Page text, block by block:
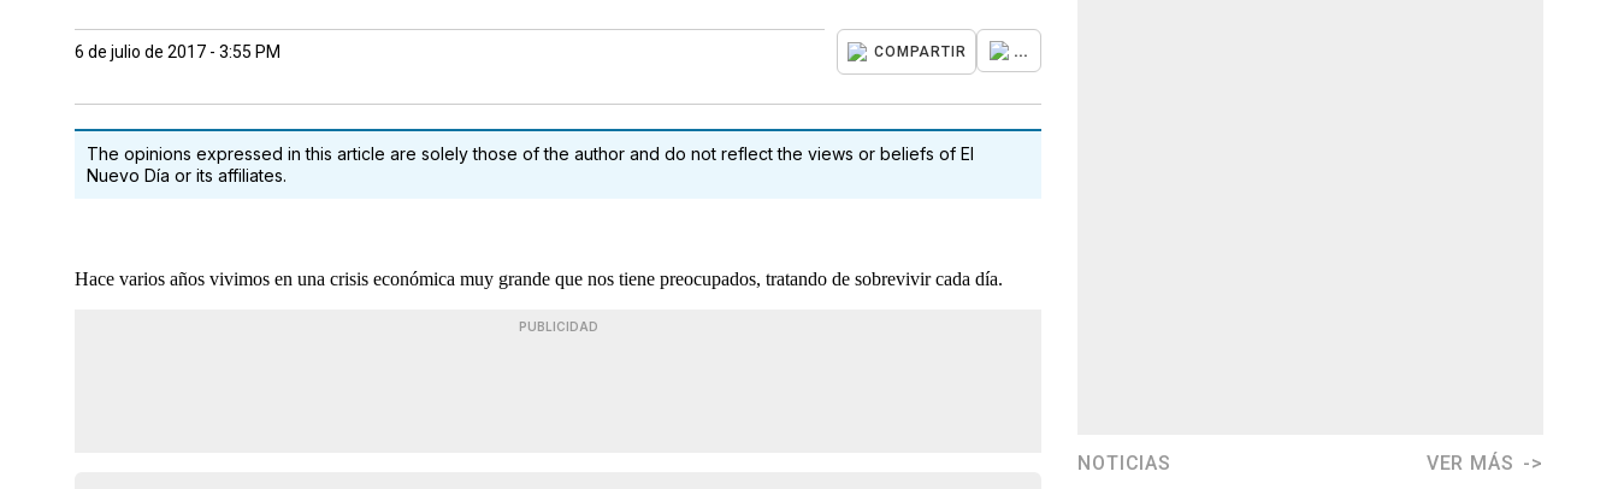
6 de julio de 2017 - 3:55 PM COMPARTIR ...
The opinions expressed in this article are solely those of the author and do not reflect the views or beliefs of El
Nuevo Día or its affiliates.
Hace varios años vivimos en una crisis económica muy grande que nos tiene preocupados, tratando de sobrevivir cada día.
PUBLICIDAD
NOTICIAS VER MÁS